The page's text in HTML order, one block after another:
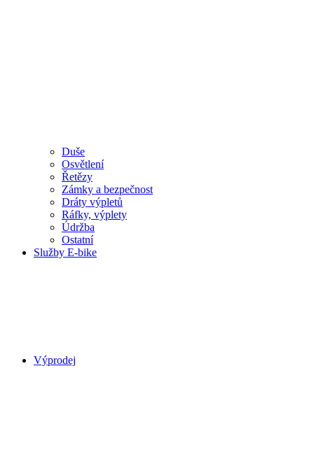
Duše
Osvětlení
Řetězy
Zámky a bezpečnost
Dráty výpletů
Ráfky, výplety
Údržba
Ostatní
Služby E-bike
Výprodej